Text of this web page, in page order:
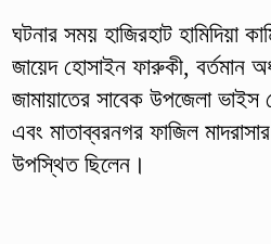
ঘটনার সময় হাজিরহাট হামিদিয়া
জায়েদ হোসাইন ফারুকী, বর্তমান
জামায়াতের সাবেক উপজেলা ভাইস
এবং মাতাব্বরনগর ফাজিল
উপস্থিত ছিলেন।